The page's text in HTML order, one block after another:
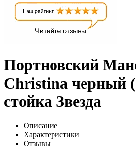
Портновский
Christina черный
стойка Звезда
Описание
Характеристики
Отзывы